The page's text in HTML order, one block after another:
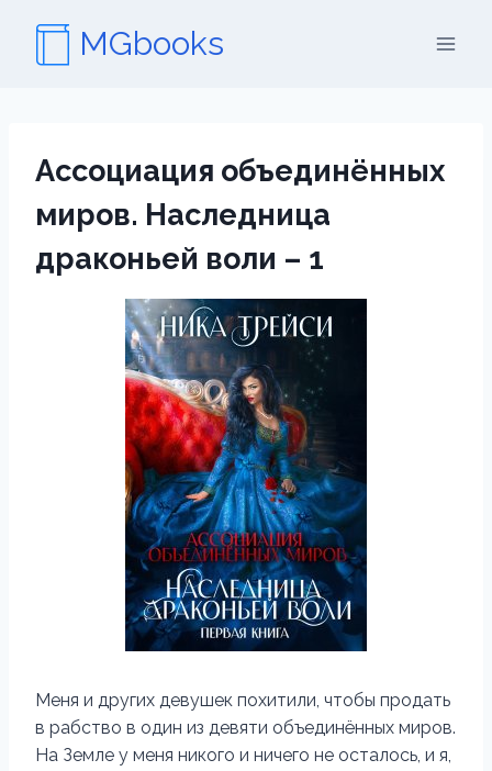
содержимому
MGbooks
Ассоциация объединённых
миров. Наследница
драконьей воли – 1
Меня и других девушек похитили, чтобы продать
в рабство в один из девяти объединённых миров.
На Земле у меня никого и ничего не осталось, и я,